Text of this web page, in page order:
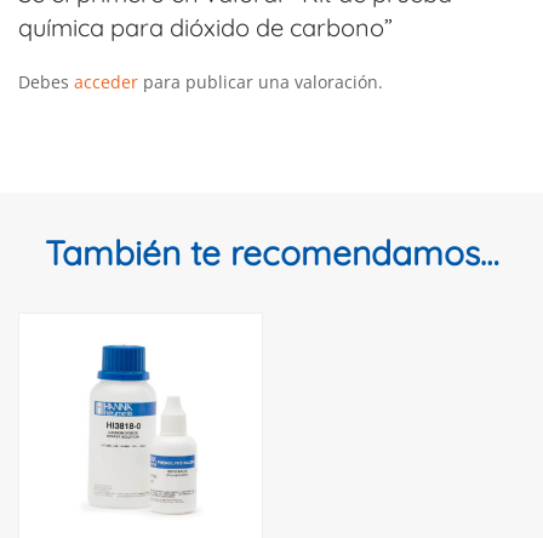
química para dióxido de carbono”
Debes acceder para publicar una valoración.
También te recomendamos…